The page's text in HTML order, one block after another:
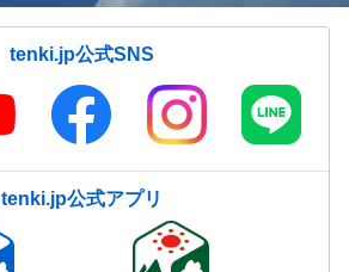
tenki.jp公式SNS
tenki.jp公式アプリ